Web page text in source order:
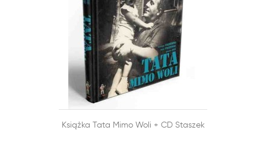
DODAJ DO KOSZYKA
SZYBKI PODGLĄD
Książka Tata Mimo Woli + CD Staszek